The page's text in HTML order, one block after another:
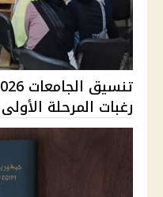
رغبات المرحلة